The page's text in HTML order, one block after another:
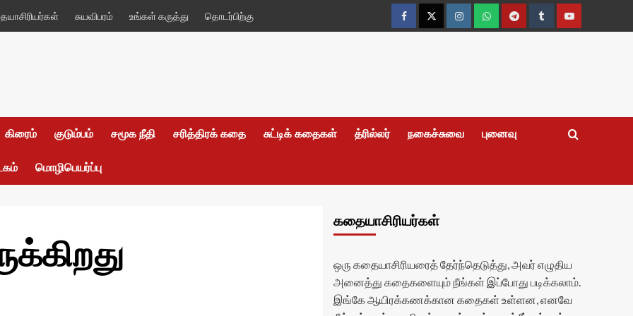
சுயவிபரம் உங்கள் கருத்து தொடர்பிற்கு
FacebookTwitterInstagramWhatsappTelegramTumblrYouTube
கிரைம் குடும்பம் சமூக நீதி சரித்திரக் கதை சுட்டிக் கதைகள் த்ரில்லர் நகைச்சுவை புனைவு
மொழிபெயர்ப்பு
கதையாசிரியர்கள்
ஒரு கதையாசிரியரைத் தேர்ந்தெடுத்து, அவர் எழுதிய
அனைத்து கதைகளையும் நீங்கள் இப்போது படிக்கலாம்.
இங்கே ஆயிரக்கணக்கான கதைகள் உள்ளன, எனவே